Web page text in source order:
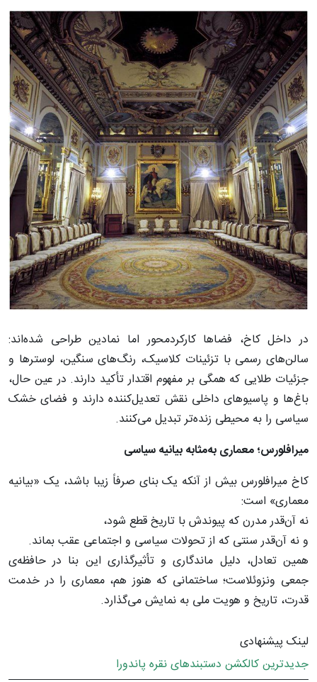
در داخل کاخ، فضاها کارکردمحور اما نمادین طراحی شده‌اند:
سالن‌های رسمی با تزئینات کلاسیک، رنگ‌های سنگین، لوسترها و
جزئیات طلایی که همگی بر مفهوم اقتدار تأکید دارند. در عین حال،
باغ‌ها و پاسیوهای داخلی نقش تعدیل‌کننده دارند و فضای خشک
سیاسی را به محیطی زنده‌تر تبدیل می‌کنند.
میرافلورس؛ معماری به‌مثابه بیانیه سیاسی
کاخ میرافلورس بیش از آنکه یک بنای صرفاً زیبا باشد، یک «بیانیه
معماری» است:
نه آن‌قدر مدرن که پیوندش با تاریخ قطع شود،
و نه آن‌قدر سنتی که از تحولات سیاسی و اجتماعی عقب بماند.
همین تعادل، دلیل ماندگاری و تأثیرگذاری این بنا در حافظه‌ی
جمعی ونزوئلاست؛ ساختمانی که هنوز هم، معماری را در خدمت
قدرت، تاریخ و هویت ملی به نمایش می‌گذارد.
لینک پیشنهادی
جدیدترین کالکشن دستبندهای نقره پاندورا